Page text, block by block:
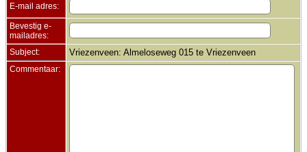
E-mail adres:
Bevestig e-
mailadres:
Subject:
Vriezenveen: Almeloseweg 015 te Vriezenveen
Commentaar: